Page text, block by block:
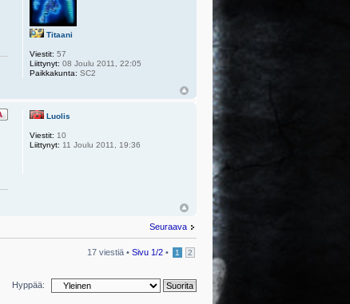
Titaani
Viestit: 57
Liittynyt: 08 Joulu 2011, 22:05
Paikkakunta: SC2
Luolis
Viestit: 10
Liittynyt: 11 Joulu 2011, 19:36
Seuraava
17 viestiä • Sivu 1/2 • 1 2
Hyppää: